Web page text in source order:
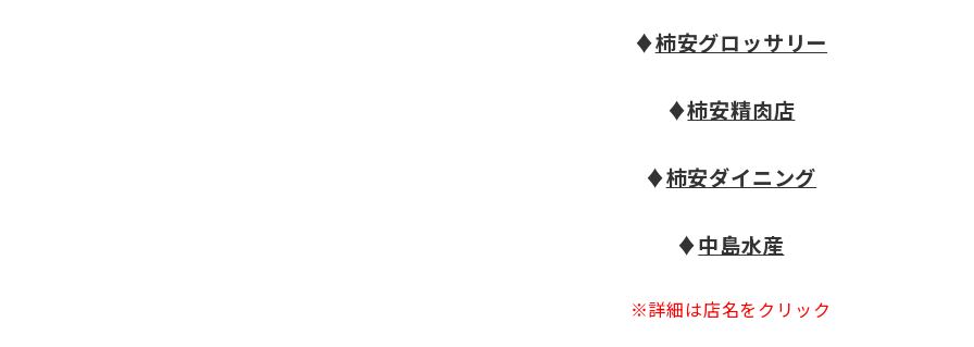
♦柿安グロッサリー
♦柿安精肉店
♦柿安ダイニング
♦中島水産
※詳細は店名をクリック